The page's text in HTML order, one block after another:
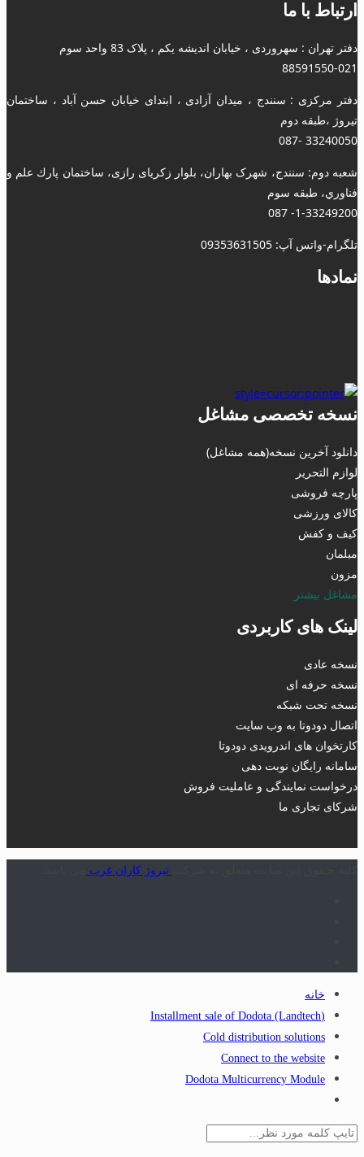
ارتباط با ما
دفتر تهران : سهروردی ، خیابان اندیشه یکم ، پلاک 83 واحد سوم
88591550-021
دفتر مرکزی : سنندج ، میدان آزادی ، ابتدای خیابان حسن آباد ، ساختمان
تیروژ ،طبقه دوم
33240050 -087
شعبه دوم: سنندج، شهرک بهاران، بلوار زکریای رازی، ساختمان پارك علم و
فناوري، طبقه سوم
1-33249200- 087
تلگرام-واتس آپ: 09353631505
نمادها
نسخه تخصصی مشاغل
دانلود آخرین نسخه(همه مشاغل)
لوازم التحریر
پارچه فروشی
کالای ورزشی
کیف و کفش
مبلمان
مزون
مشاغل بیشتر
لینک های کاربردی
نسخه عادی
نسخه حرفه ای
نسخه تحت شبکه
اتصال دودوتا به وب سایت
کارتخوان های اندرویدی دودوتا
سامانه رایگان نوبت دهی
درخواست نمایندگی و عاملیت فروش
شرکای تجاری ما
تیروژ کاران غرب
خانه
(Installment sale of Dodota (Landtech
Cold distribution solutions
Connect to the website
Dodota Multicurrency Module